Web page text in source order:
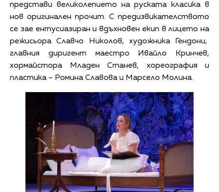
представи великолепието на руската класика в
нов оригинален прочит. С предизвикателството
се зае ентусиазиран и вдъхновен екип в лицето на
режисьора Славчо Николов, художника Гендони,
главния диригент маестро Ивайло Кринчев,
хормайстора Младен Станев, хореография и
пластика – Ромина Славова и Марсело Молина.